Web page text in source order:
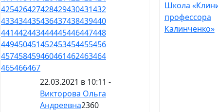
425426427428429430431432
433434435436437438439440
441442443444445446447448
449450451452453454455456
457458459460461462463464
465466467
22.03.2021 в 10:11 -
Викторова Ольга
Андреевна2360
Школа
профессора
Калинченко»